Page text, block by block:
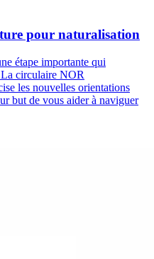
pour naturalisation
étape importante qui
circulaire NOR
les nouvelles orientations
but de vous aider à naviguer